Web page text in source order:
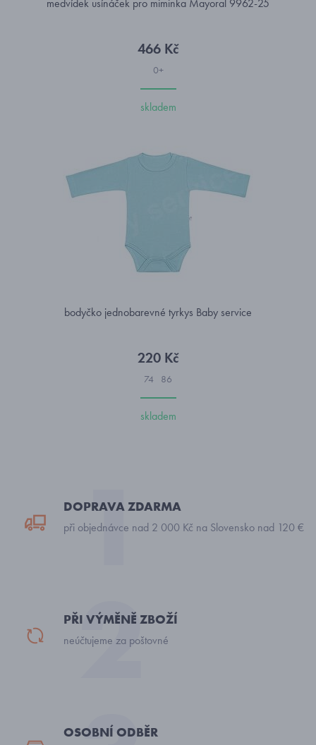
medvídek usínáček pro miminka Mayoral 9962-25
466 Kč
0+
skladem
bodyčko jednobarevné tyrkys Baby service
220 Kč
74 86
skladem
DOPRAVA ZDARMA
při objednávce nad 2 000 Kč na Slovensko nad 120 €
PŘI VÝMĚNĚ ZBOŽÍ
neúčtujeme za poštovné
OSOBNÍ ODBĚR